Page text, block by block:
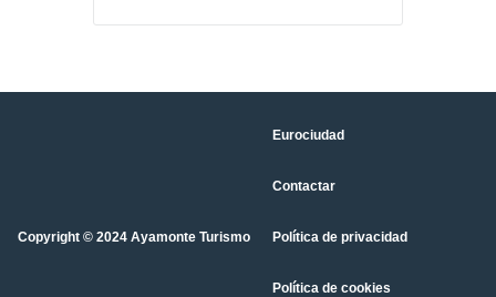
Copyright © 2024 Ayamonte Turismo
Eurociudad
Contactar
Política de privacidad
Política de cookies